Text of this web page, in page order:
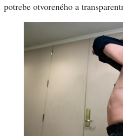
potrebe otvoreného a